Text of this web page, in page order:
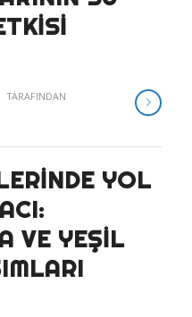
TARAFINDAN
YOL
VE YEŞIL